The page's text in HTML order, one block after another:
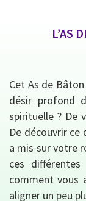
L’AS
Cet As de
désir profond
spirituelle ? De
De découvrir ce
a mis sur votre
ces
comment vous
aligner un peu